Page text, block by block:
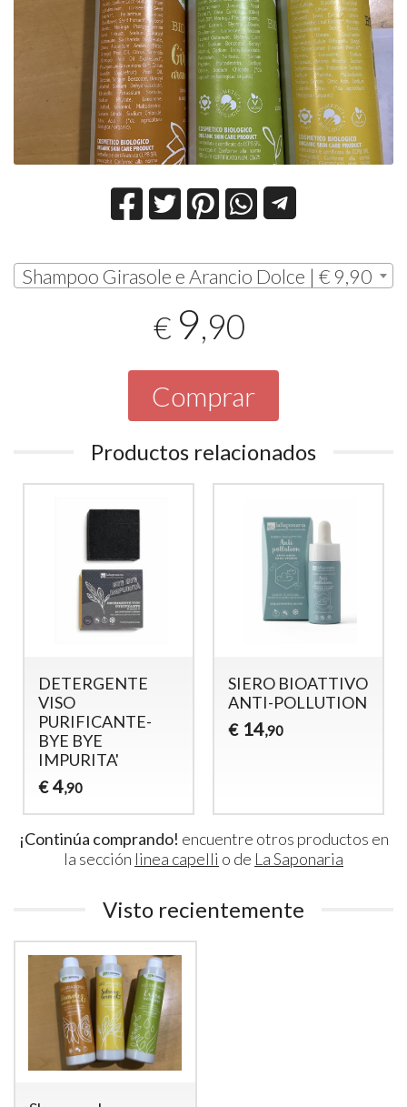
Shampoo Girasole e Arancio Dolce | € 9,90
€ 9,90
Comprar
Productos relacionados
SHAMPOO
PURIFICANTE
PRE-TINTA -
AVATARA
€ 9 ,90
OLIO DI ROSA
MOSQUETA- LA
SAPONARIA
¡Continúa comprando! encuentre otros productos en
la sección linea capelli o de La Saponaria
Visto recientemente